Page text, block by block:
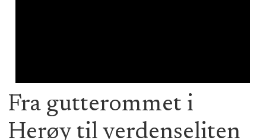
Fra gutterommet i
Herøy til verdenseliten